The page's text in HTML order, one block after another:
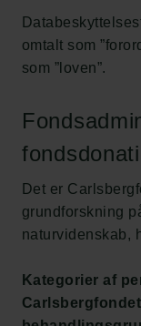
omtalt som
som ”loven”.
Det er
grundforskning
naturvidenskab,
Kategorier af